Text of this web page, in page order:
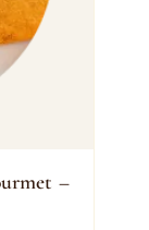
–